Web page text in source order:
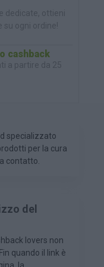
cashback
specializzato
per la cura
contatto.
del
lovers non
quando il link è
la